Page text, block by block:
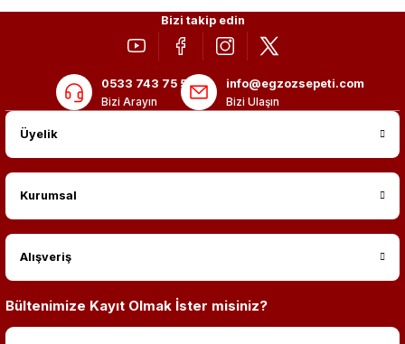
Bizi takip edin
0533 743 75 56
Bizi Arayın
info@egzozsepeti.com
Bizi Ulaşın
Üyelik
Kurumsal
Alışveriş
Bültenimize Kayıt Olmak İster misiniz?